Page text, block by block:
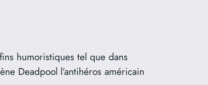
humoristiques tel que dans
Deadpool l’antihéros américain